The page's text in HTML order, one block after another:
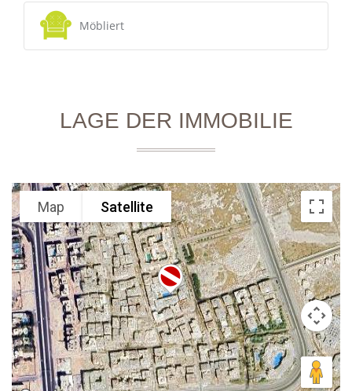
Möbliert
LAGE DER IMMOBILIE
Map Satellite